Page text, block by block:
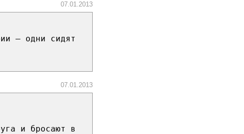
07.01.2013
— одни сидят
07.01.2013
и бросают в